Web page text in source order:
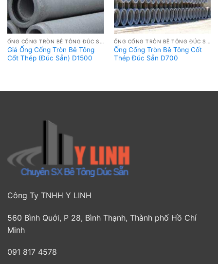
Giá Ống Cống Tròn Bê Tông
Cốt Thép (Đúc Sẵn) D1500
Ống Cống Tròn Bê Tông Cốt
Thép Đúc Sẵn D700
Công Ty TNHH Y LINH
560 Bình Quới, P 28, Bình Thạnh, Thành phố Hồ Chí
Minh
091 817 4578